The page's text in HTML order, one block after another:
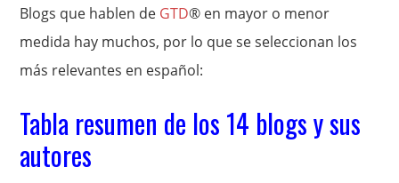
Blogs que hablen de GTD® en mayor o menor
medida hay muchos, por lo que se seleccionan los
más relevantes en español:
Tabla resumen de los 14 blogs y sus
autores